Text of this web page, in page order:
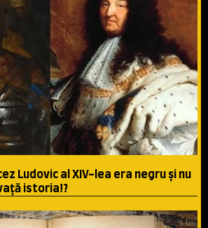
Ludovic al XIV-lea era negru şi nu
istoria!?